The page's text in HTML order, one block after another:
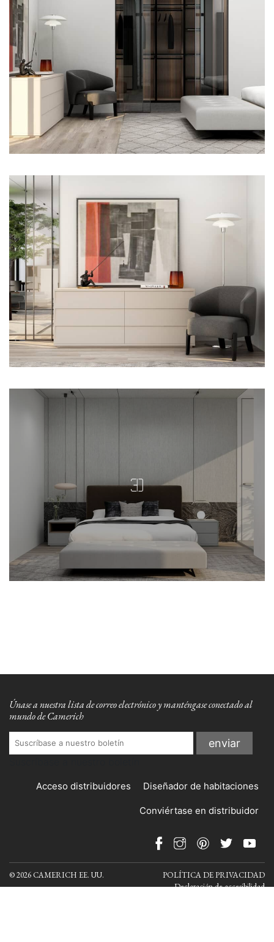
Únase a nuestra lista de correo electrónico y manténgase conectado al
mundo de Camerich
Acceso distribuidores Diseñador de habitaciones
Conviértase en distribuidor
© 2026 CAMERICH EE. UU.
POLÍTICA DE PRIVACIDAD
Declaración de accesibilidad